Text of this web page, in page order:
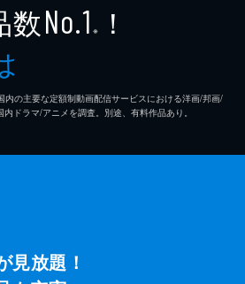
数No.1 ※ ！
の主要な定額制動画配信サービスにおける洋画/邦画/
ドラマ/アニメを調査。別途、有料作品あり。
見放題！